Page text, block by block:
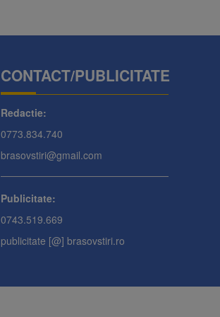
CONTACT/PUBLICITATE
Redactie:
0773.834.740
brasovstiri@gmail.com
Publicitate:
0743.519.669
publicitate [@] brasovstiri.ro